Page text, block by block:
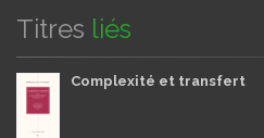
Titres liés
Complexité et transfert